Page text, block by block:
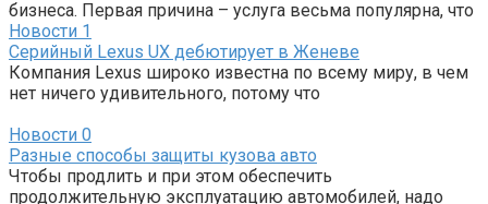
бизнеса. Первая причина – услуга весьма популярна, что
Новости 1
Серийный Lexus UX дебютирует в Женеве
Компания Lexus широко известна по всему миру, в чем
нет ничего удивительного, потому что
Новости 0
Разные способы защиты кузова авто
Чтобы продлить и при этом обеспечить
продолжительную эксплуатацию автомобилей, надо